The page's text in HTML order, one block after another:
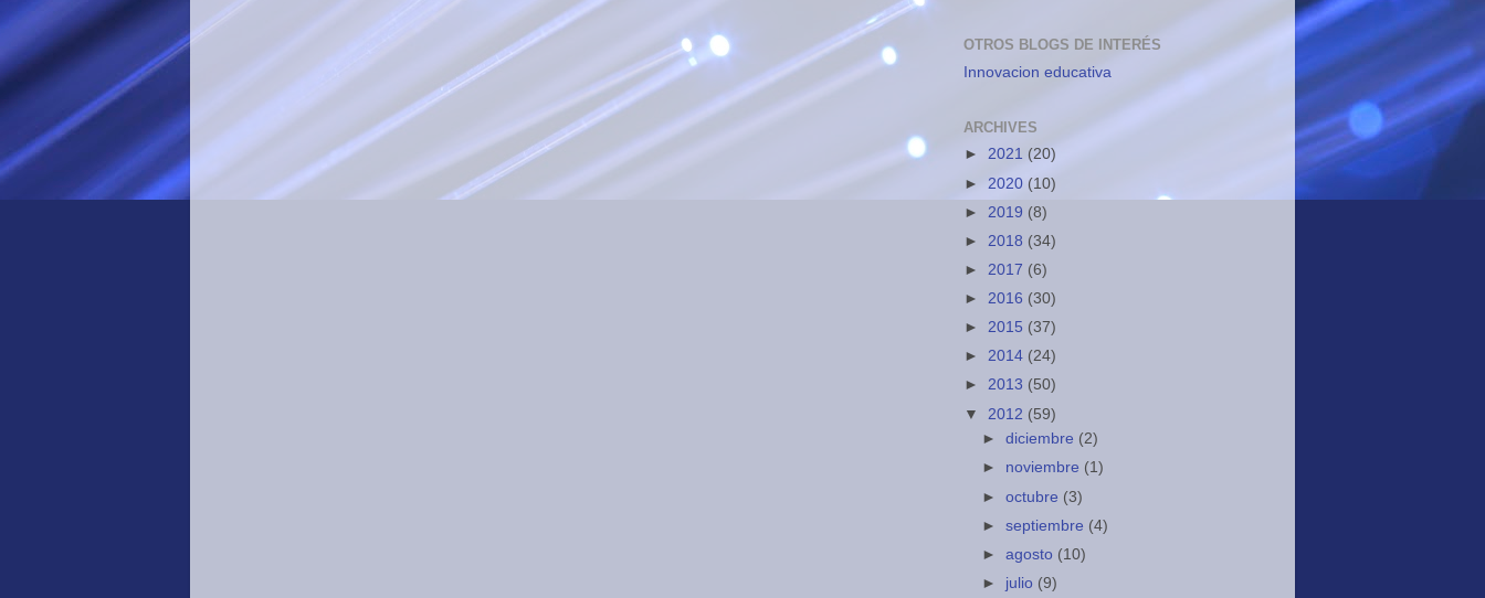
OTROS BLOGS DE INTERÉS
Innovacion educativa
ARCHIVES
► 2021 (20)
► 2020 (10)
► 2019 (8)
► 2018 (34)
► 2017 (6)
► 2016 (30)
► 2015 (37)
► 2014 (24)
► 2013 (50)
▼ 2012 (59)
►diciembre (2)
► noviembre (1)
►octubre (3)
►septiembre (4)
►agosto (10)
► julio (9)